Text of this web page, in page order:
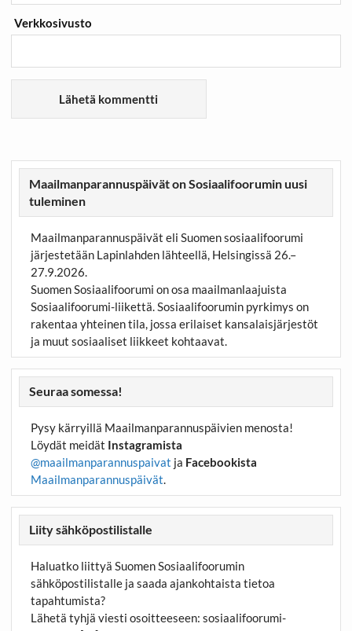
Verkkosivusto
Maailmanparannuspäivät on Sosiaalifoorumin uusi
tuleminen
Maailmanparannuspäivät eli Suomen sosiaalifoorumi
järjestetään Lapinlahden lähteellä, Helsingissä 26.–
27.9.2026.
Suomen Sosiaalifoorumi on osa maailmanlaajuista
Sosiaalifoorumi-liikettä. Sosiaalifoorumin pyrkimys on
rakentaa yhteinen tila, jossa erilaiset kansalaisjärjestöt
ja muut sosiaaliset liikkeet kohtaavat.
Seuraa somessa!
Pysy kärryillä Maailmanparannuspäivien menosta!
Löydät meidät Instagramista
@maailmanparannuspaivat ja Facebookista
Maailmanparannuspäivät.
Liity sähköpostilistalle
Haluatko liittyä Suomen Sosiaalifoorumin
sähköpostilistalle ja saada ajankohtaista tietoa
tapahtumista?
Lähetä tyhjä viesti osoitteeseen: sosiaalifoorumi-